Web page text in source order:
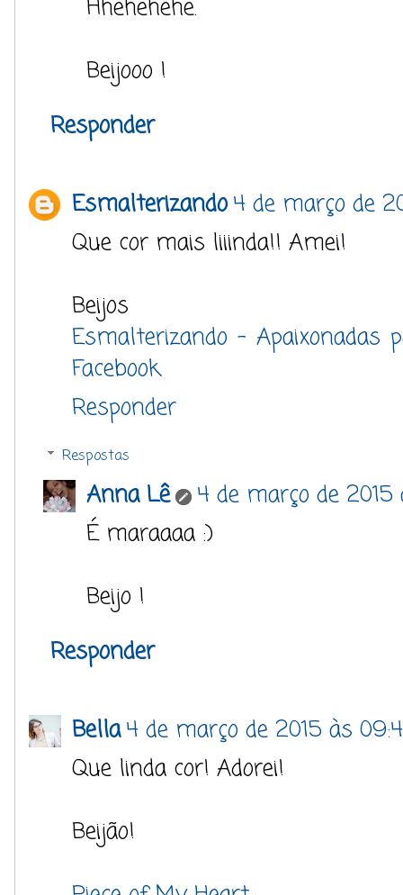
Hhehehehe.
Beijooo !
Responder
Esmalterizando4 de março de
Que cor mais liiinda!! Amei!
Beijos
Esmalterizando - Apaixonadas
Facebook
Responder
Respostas
Anna Lê
4 de março de 2015
É maraaaa :)
Beijo !
Responder
Bella4 de março de 2015 às
Que linda cor! Adorei!
Beijão!